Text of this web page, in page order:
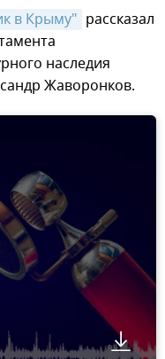
в Крыму" рассказал
наследия
Жаворонков.